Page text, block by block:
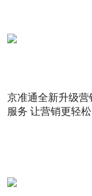
京准通全新升级营
服务 让营销更轻